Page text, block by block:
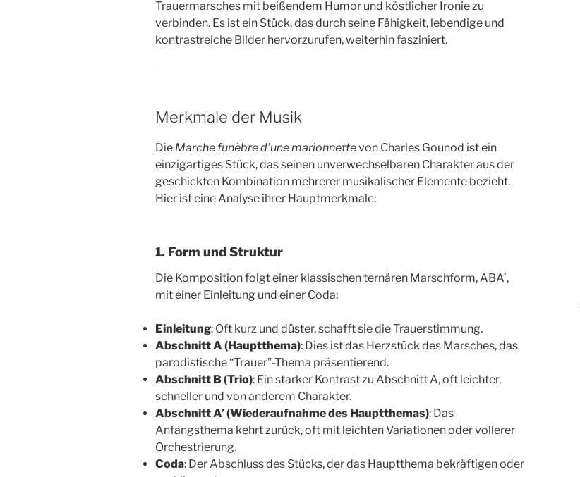
Trauermarsches mit beißendem Humor und köstlicher Ironie zu
verbinden. Es ist ein Stück, das durch seine Fähigkeit, lebendige und
kontrastreiche Bilder hervorzurufen, weiterhin fasziniert.
Merkmale der Musik
Die Marche funèbre d’une marionnettevon Charles Gounod ist ein
einzigartiges Stück, das seinen unverwechselbaren Charakter aus der
geschickten Kombination mehrerer musikalischer Elemente bezieht.
Hier ist eine Analyse ihrer Hauptmerkmale:
1. Form und Struktur
Die Komposition folgt einer klassischen ternären Marschform, ABA’,
mit einer Einleitung und einer Coda:
Einleitung: Oft kurz und düster, schafft sie die Trauerstimmung.
Abschnitt A (Hauptthema): Dies ist das Herzstück des Marsches, das
parodistische “Trauer”-Thema präsentierend.
Abschnitt B (Trio): Ein starker Kontrast zu Abschnitt A, oft leichter,
schneller und von anderem Charakter.
Abschnitt A’ (Wiederaufnahme des Hauptthemas): Das
Anfangsthema kehrt zurück, oft mit leichten Variationen oder vollerer
Orchestrierung.
Coda: Der Abschluss des Stücks, der das Hauptthema bekräftigen oder